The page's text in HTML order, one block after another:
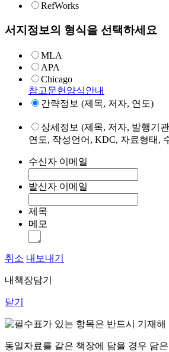
RefWorks
서지정보의 형식을 선택하세요
MLA
APA
Chicago
참고문헌양식안내
간략정보 (제목, 저자, 연도)
상세정보 (제목, 저자, 발행기
연도, 작성언어, KDC, 자료형태,
수신자 이메일
발신자 이메일
제목
메모
취소 내보내기
내책장담기
닫기
표가 있는 항목은 반드시 기재해
동일자료를 같은 책장에 담을 경우 담